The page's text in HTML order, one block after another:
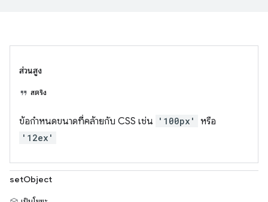
ส่วนสูง
สตริง
ข้อกำหนดขนาดที่คล้ายกับ CSS เช่น '100px' หรือ
'12ex'
setObject